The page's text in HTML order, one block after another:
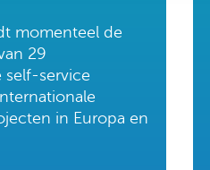
momenteel de
29
self-service
in Europa en